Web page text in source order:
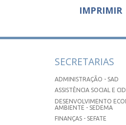
IMPRIMIR
SECRETARIAS
ADMINISTRAÇÃO - SAD
ASSISTÊNCIA SOCIAL E
DESENVOLVIMENTO
AMBIENTE - SEDEMA
FINANÇAS - SEFATE